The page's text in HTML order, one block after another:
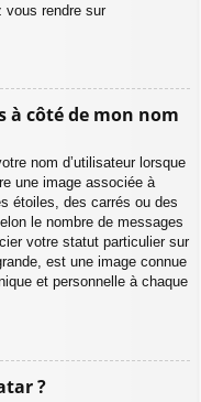
vous rendre sur
à côté de mon nom
nom d’utilisateur lorsque
une image associée à
étoiles, des carrés ou des
le nombre de messages
votre statut particulier sur
est une image connue
et personnelle à chaque
?